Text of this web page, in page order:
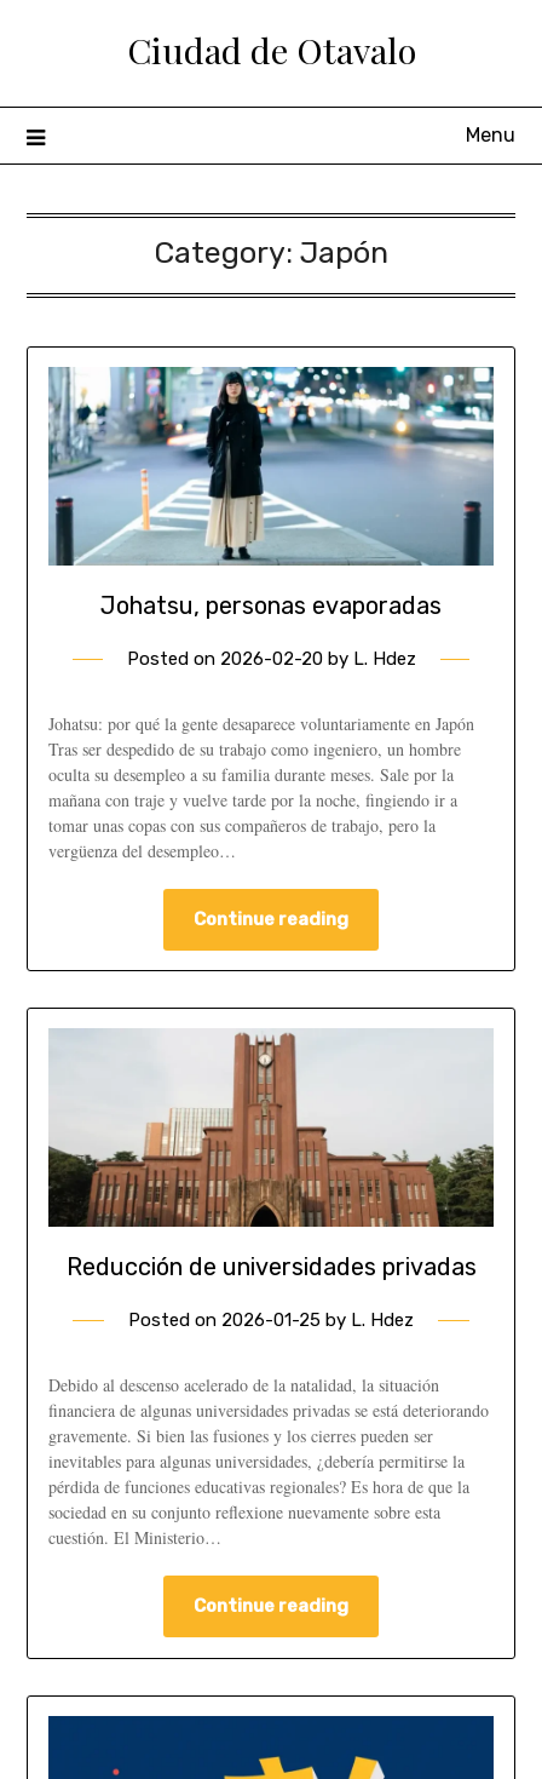
Ciudad de Otavalo
Menu
Category: Japón
Johatsu, personas evaporadas
Posted on 2026-02-20by L. Hdez
Johatsu: por qué la gente desaparece voluntariamente en Japón
Tras ser despedido de su trabajo como ingeniero, un hombre
oculta su desempleo a su familia durante meses. Sale por la
mañana con traje y vuelve tarde por la noche, fingiendo ir a
tomar unas copas con sus compañeros de trabajo, pero la
vergüenza del desempleo…
Continue reading
Reducción de universidades privadas
Posted on 2026-01-25 by L. Hdez
Debido al descenso acelerado de la natalidad, la situación
financiera de algunas universidades privadas se está deteriorando
gravemente. Si bien las fusiones y los cierres pueden ser
inevitables para algunas universidades, ¿debería permitirse la
pérdida de funciones educativas regionales? Es hora de que la
sociedad en su conjunto reflexione nuevamente sobre esta
cuestión. El Ministerio…
Continue reading